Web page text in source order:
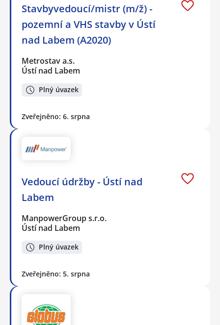
Stavbyvedoucí/mistr (m/ž) -
pozemní a VHS stavby v Ústí
nad Labem (A2020)
Metrostav a.s.
Ústí nad Labem
Plný úvazek
Zveřejněno: 6. srpna
Vedoucí údržby - Ústí nad
Labem
ManpowerGroup s.r.o.
Ústí nad Labem
Plný úvazek
Zveřejněno: 5. srpna